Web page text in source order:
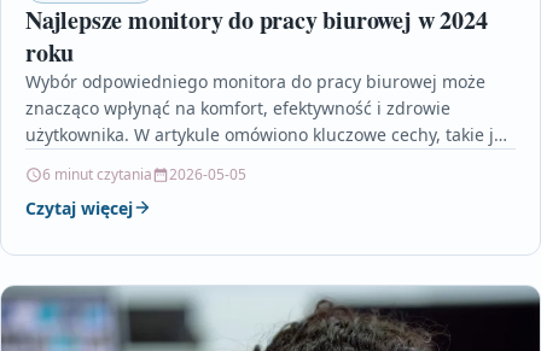
Najlepsze monitory do pracy biurowej w 2024
roku
Wybór odpowiedniego monitora do pracy biurowej może
znacząco wpłynąć na komfort, efektywność i zdrowie
użytkownika. W artykule omówiono kluczowe cechy, takie jak
6 minut czytania 2026-05-05
Czytaj więcej